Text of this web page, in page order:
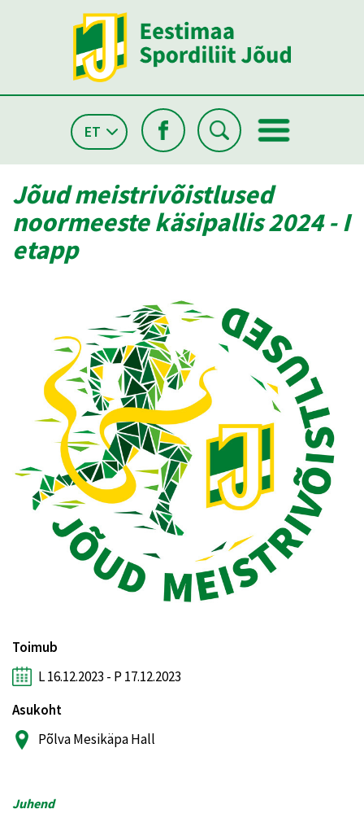
ET
Jõud meistrivõistlused
noormeeste käsipallis 2024 - I
etapp
Toimub
L 16.12.2023 - P 17.12.2023
Asukoht
Põlva Mesikäpa Hall
Juhend